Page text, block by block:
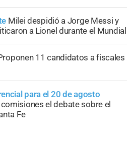
Milei despidió a Jorge Messi y
a Lionel durante el Mundial
11 candidatos a fiscales
para el 20 de agosto
el debate sobre el
Fe